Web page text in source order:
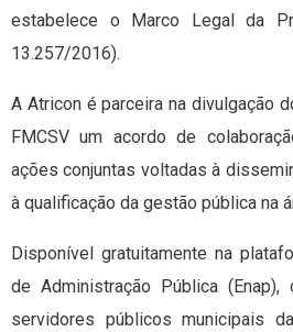
estabelece o Marco Legal da
13.257/2016).
A Atricon é parceira na divulgação
FMCSV um acordo de
ações conjuntas voltadas à
à qualificação da gestão pública na
Disponível gratuitamente na
de Administração Pública
servidores públicos municipais